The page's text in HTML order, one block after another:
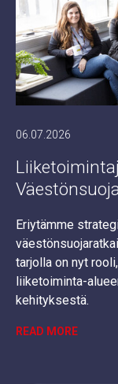
06.07.2026
Eriytämme
tarjolla on nyt
liiketoiminta-
kehityksestä.
READ MORE